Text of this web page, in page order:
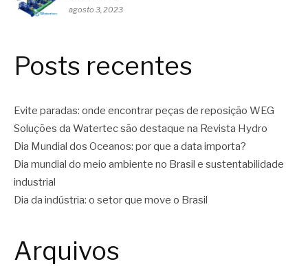
agosto 3, 2023
Posts recentes
Evite paradas: onde encontrar peças de reposição WEG
Soluções da Watertec são destaque na Revista Hydro
Dia Mundial dos Oceanos: por que a data importa?
Dia mundial do meio ambiente no Brasil e sustentabilidade
industrial
Dia da indústria: o setor que move o Brasil
Arquivos